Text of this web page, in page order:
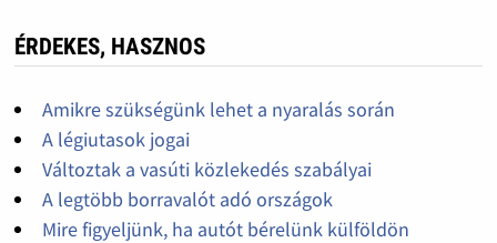
ÉRDEKES, HASZNOS
Amikre szükségünk lehet a nyaralás során
A légiutasok jogai
Változtak a vasúti közlekedés szabályai
A legtöbb borravalót adó országok
Mire figyeljünk, ha autót bérelünk külföldön